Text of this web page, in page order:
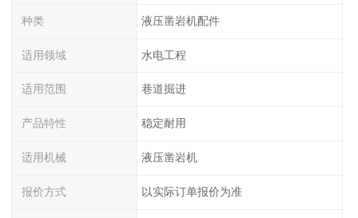
种类 液压凿岩机配件
适用领域 水电工程
适用范围 巷道掘进
产品特性 稳定耐用
适用机械 液压凿岩机
报价方式 以实际订单报价为准